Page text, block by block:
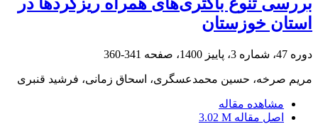
استان خوزستان
دوره 47، شماره 3، پاییز 1400، صفحه 341-360
مریم صرخه، حسین محمدعسگری، اسحاق زمانی، فرشید قنبری
مشاهده مقاله
اصل مقاله 3.02 M